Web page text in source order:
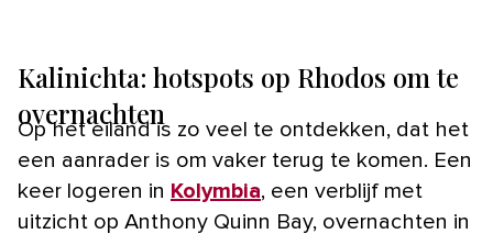
Kalinichta: hotspots op Rhodos om te
overnachten
Op het eiland is zo veel te ontdekken, dat het
een aanrader is om vaker terug te komen. Een
keer logeren in Kolymbia, een verblijf met
uitzicht op Anthony Quinn Bay, overnachten in